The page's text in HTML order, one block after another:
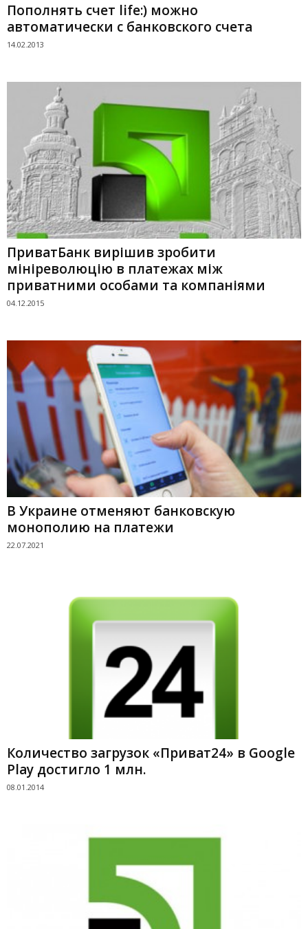
Пополнять счет life:) можно
автоматически с банковского счета
14.02.2013
ПриватБанк вирішив зробити
мініреволюцію в платежах між
приватними особами та компаніями
04.12.2015
В Украине отменяют банковскую
монополию на платежи
22.07.2021
Количество загрузок «Приват24» в Google
Play достигло 1 млн.
08.01.2014